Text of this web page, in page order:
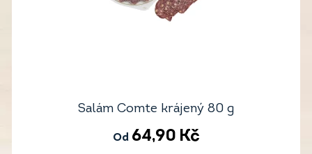
Salám Comte krájený 80 g
Od 64,90 Kč